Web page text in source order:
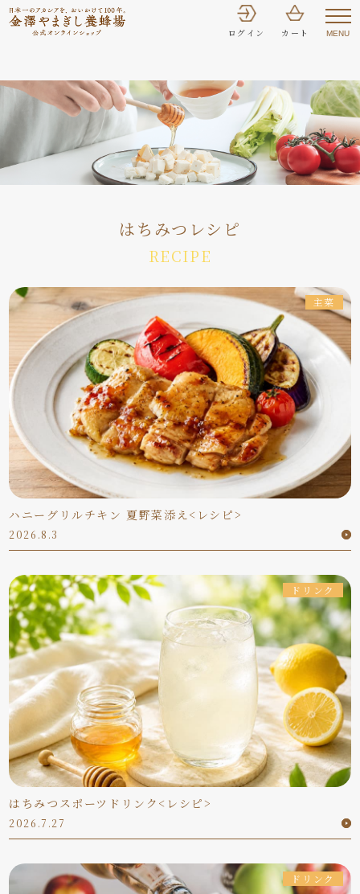
ログイン カート MENU
はちみつレシピ
RECIPE
主菜
ハニーグリルチキン 夏野菜添え<レシピ>
2026.8.3
ドリンク
はちみつスポーツドリンク<レシピ>
2026.7.27
ドリンク